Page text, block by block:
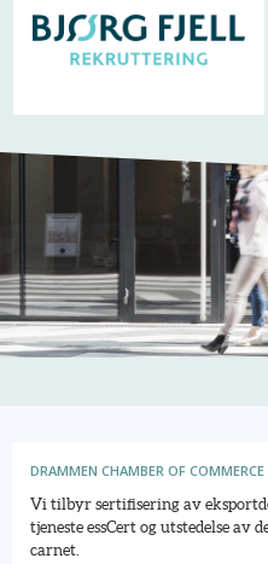
DRAMMEN CHAMBER OF COMMERCE
Vi tilbyr sertifisering av
tjeneste essCert og utstedelse av
carnet.